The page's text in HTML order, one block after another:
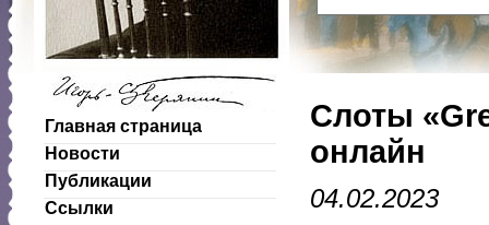
Главная страница
Новости
Публикации
Ссылки
Слоты
онлайн
04.02.2023